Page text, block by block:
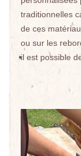
traditionnelles
de ces
ou sur les
il est possible